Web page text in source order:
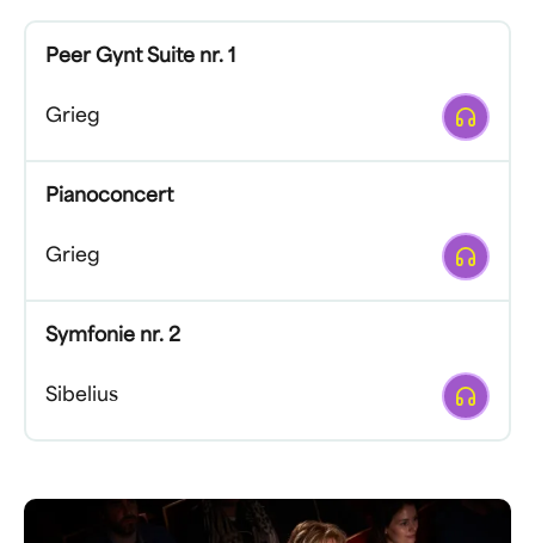
Peer Gynt Suite nr. 1
Grieg Afspelen
Pianoconcert
Grieg Afspelen
Symfonie nr. 2
Sibelius Afspelen